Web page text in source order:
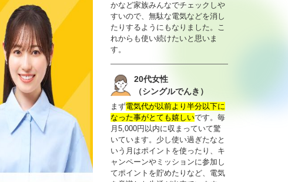
かなど家族みんなでチェックしや
すいので、無駄な電気などを消し
たりするようにもなりました。こ
れからも使い続けたいと思いま
す。
20代女性
（シングルでんき）
まず電気代が以前より半分以下に
なった事がとても嬉しいです。毎
月5,000円以内に収まっていて驚
いています。少し使い過ぎたなと
いう月はポイントを使ったり、キ
ャンペーンやミッションに参加し
てポイントを貯めたりなど、電気